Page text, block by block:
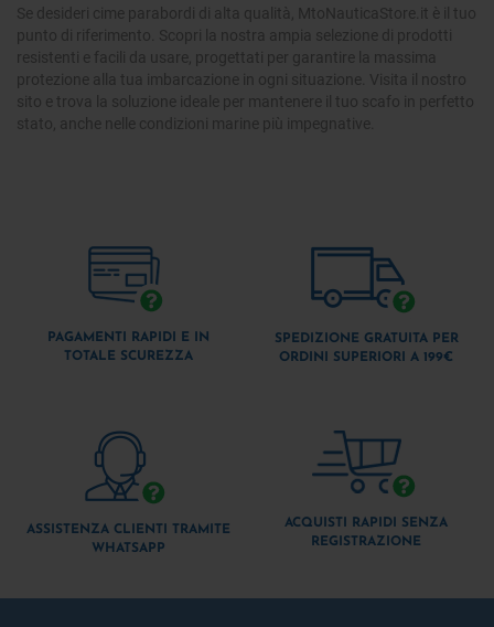
Se desideri cime parabordi di alta qualità, MtoNauticaStore.it è il tuo
punto di riferimento. Scopri la nostra ampia selezione di prodotti
resistenti e facili da usare, progettati per garantire la massima
protezione alla tua imbarcazione in ogni situazione. Visita il nostro
sito e trova la soluzione ideale per mantenere il tuo scafo in perfetto
stato, anche nelle condizioni marine più impegnative.
PAGAMENTI RAPIDI E IN
TOTALE SCUREZZA
SPEDIZIONE GRATUITA PER
ORDINI SUPERIORI A 199€
ASSISTENZA CLIENTI TRAMITE
WHATSAPP
ACQUISTI RAPIDI SENZA
REGISTRAZIONE